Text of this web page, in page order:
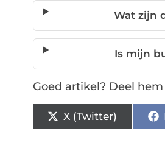
Wat zijn
Is mijn
Goed artikel? Deel
X (Twitter)